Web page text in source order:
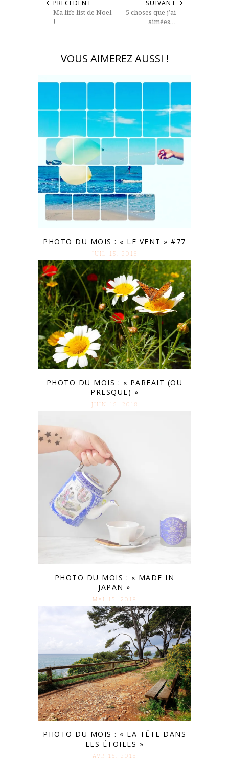
PRÉCÉDENT
Ma life list de Noël
!
SUIVANT
5 choses que j’ai
aimées…
VOUS AIMEREZ AUSSI !
PHOTO DU MOIS : « LE VENT » #77
JUIL 15. 2018
PHOTO DU MOIS : « PARFAIT (OU
PRESQUE) »
JUIN 15. 2018
PHOTO DU MOIS : « MADE IN
JAPAN »
MAI 15. 2018
PHOTO DU MOIS : « LA TÊTE DANS
LES ÉTOILES »
AVR 15. 2018